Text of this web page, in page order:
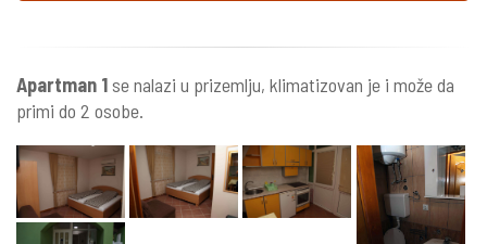
Apartman 1se nalazi u prizemlju, klimatizovan je i može da
primi do 2 osobe.